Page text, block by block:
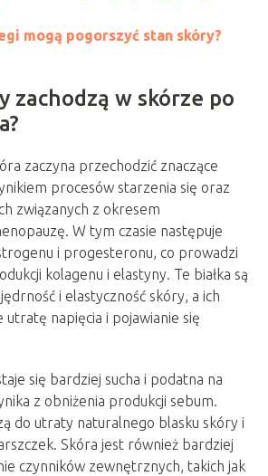
mogą pogorszyć stan skóry?
zachodzą w skórze po
zaczyna przechodzić znaczące
procesów starzenia się oraz
związanych z okresem
W tym czasie następuje
i progesteronu, co prowadzi
kolagenu i elastyny. Te białka są
i elastyczność skóry, a ich
napięcia i pojawianie się
się bardziej sucha i podatna na
z obniżenia produkcji sebum.
do utraty naturalnego blasku skóry i
Skóra jest również bardziej
czynników zewnętrznych, takich jak